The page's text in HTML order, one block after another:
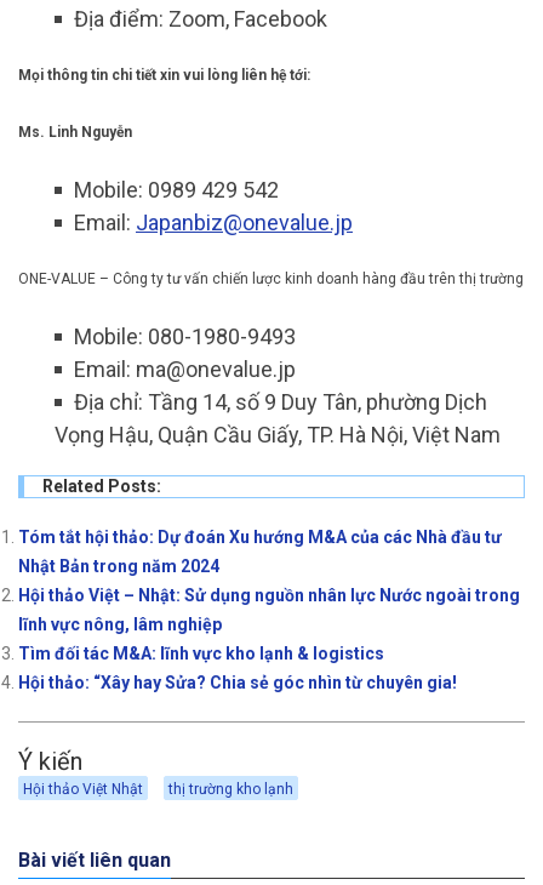
Địa điểm: Zoom, Facebook
Mọi thông tin chi tiết xin vui lòng liên hệ tới:
Ms. Linh Nguyễn
Mobile: 0989 429 542
Email: Japanbiz@onevalue.jp
ONE-VALUE – Công ty tư vấn chiến lược kinh doanh hàng đầu trên thị trường
Mobile: 080-1980-9493
Email: ma@onevalue.jp
Địa chỉ: Tầng 14, số 9 Duy Tân, phường Dịch
Vọng Hậu, Quận Cầu Giấy, TP. Hà Nội, Việt Nam
Related Posts:
Tóm tắt hội thảo: Dự đoán Xu hướng M&A của các Nhà đầu tư
Nhật Bản trong năm 2024
Hội thảo Việt – Nhật: Sử dụng nguồn nhân lực Nước ngoài trong
lĩnh vực nông, lâm nghiệp
Tìm đối tác M&A: lĩnh vực kho lạnh & logistics
Hội thảo: “Xây hay Sửa? Chia sẻ góc nhìn từ chuyên gia!
Ý kiến
Hội thảo Việt Nhật thị trường kho lạnh
Bài viết liên quan